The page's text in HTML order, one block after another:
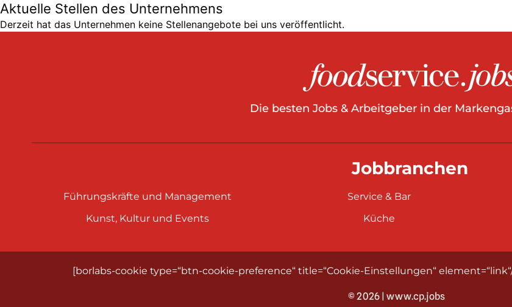
Aktuelle Stellen des Unternehmens
Derzeit hat das Unternehmen keine Stellenangebote bei uns veröffentlicht.
Die besten Jobs & Arbeitgeber in der
Jobbranchen
Führungskräfte und Management
Kunst, Kultur und Events
Service & Bar
Küche
[borlabs-cookie type=“btn-cookie-preference“ title=“Cookie-Einstellungen“
© 2026 | www.cp.jobs